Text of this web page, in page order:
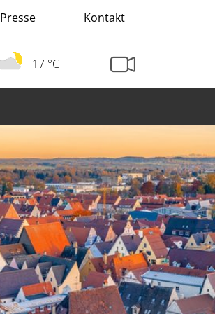
Presse Kontakt
17 °C